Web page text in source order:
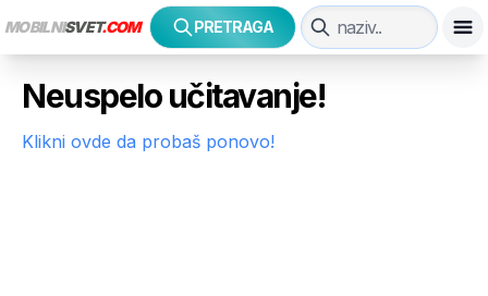
MOBILNISVET.COM PRETRAGA
Neuspelo učitavanje!
Klikni ovde da probaš ponovo!